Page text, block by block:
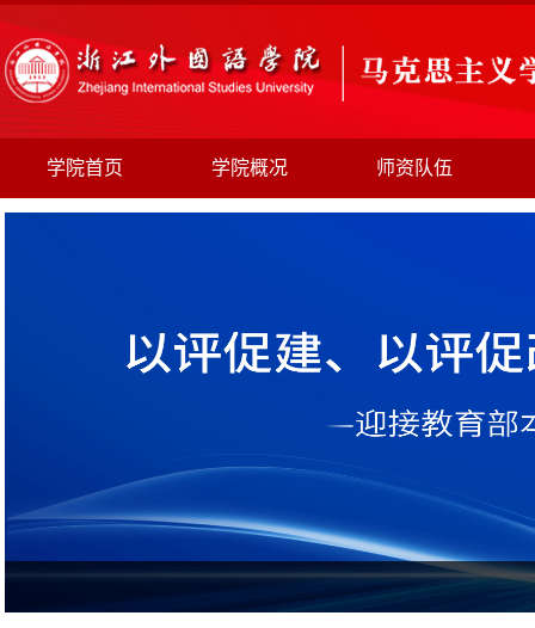
学院首页 学院概况 师资队伍